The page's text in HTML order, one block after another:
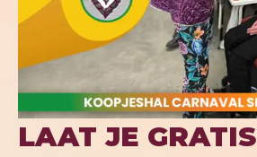
LAAT JE GRATIS